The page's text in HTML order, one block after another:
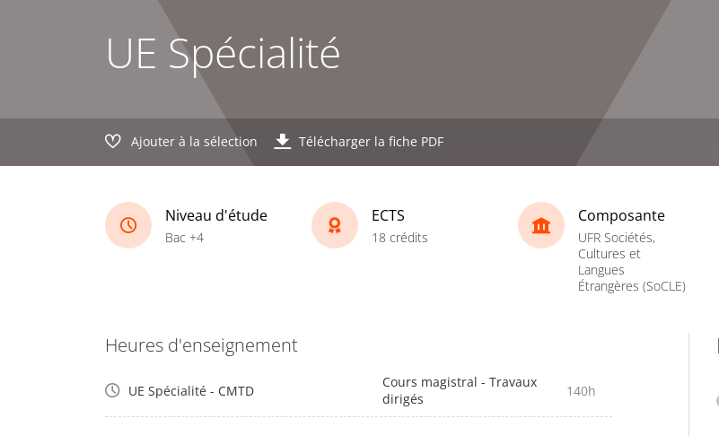
UE Spécialité
Ajouter à la sélection Télécharger la fiche PDF
Niveau d'étude
Bac +4
ECTS
18 crédits
Composante
UFR Sociétés,
Cultures et
Langues
Étrangères (SoCLE)
Heures d'enseignement
UE Spécialité - CMTD
Cours magistral - Travaux
dirigés
140h